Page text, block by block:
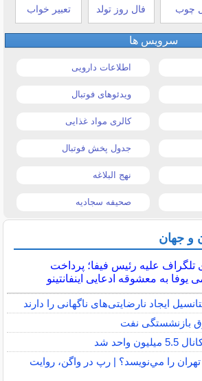
چوب فال روز تولد تعبیر خواب
سرویس ها
اطلاعات دارویی
ویدئوهای فوتبال
کالری مواد غذایی
جدول پخش فوتبال
نهج البلاغه
صحیفه سجادیه
و جهان
تلگراف علیه رئیس فیفا؛ پرداخت
به معشوقه ادعایی اینفانتینو
ایجاد نارضایتی‌های ناگهانی را دارند
واحد شد
را مي‌نويسد؟ | رپ در واگن، روايت